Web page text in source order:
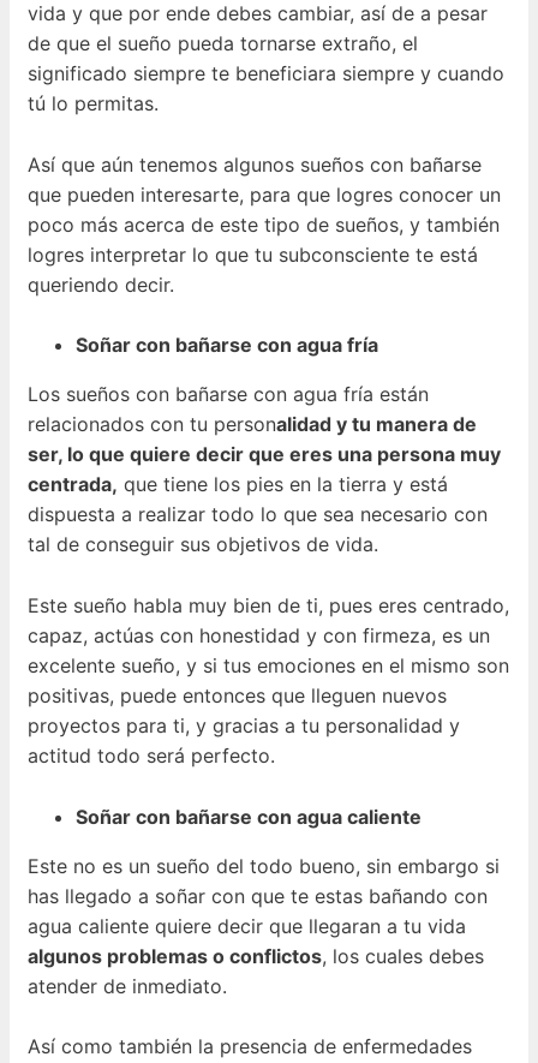
vida y que por ende debes cambiar, así de a pesar
de que el sueño pueda tornarse extraño, el
significado siempre te beneficiara siempre y cuando
tú lo permitas.
Así que aún tenemos algunos sueños con bañarse
que pueden interesarte, para que logres conocer un
poco más acerca de este tipo de sueños, y también
logres interpretar lo que tu subconsciente te está
queriendo decir.
Soñar con bañarse con agua fría
Los sueños con bañarse con agua fría están
relacionados con tu personalidad y tu manera de
ser, lo que quiere decir que eres una persona muy
centrada, que tiene los pies en la tierra y está
dispuesta a realizar todo lo que sea necesario con
tal de conseguir sus objetivos de vida.
Este sueño habla muy bien de ti, pues eres centrado,
capaz, actúas con honestidad y con firmeza, es un
excelente sueño, y si tus emociones en el mismo son
positivas, puede entonces que lleguen nuevos
proyectos para ti, y gracias a tu personalidad y
actitud todo será perfecto.
Soñar con bañarse con agua caliente
Este no es un sueño del todo bueno, sin embargo si
has llegado a soñar con que te estas bañando con
agua caliente quiere decir que llegaran a tu vida
algunos problemas o conflictos, los cuales debes
atender de inmediato.
Así como también la presencia de enfermedades